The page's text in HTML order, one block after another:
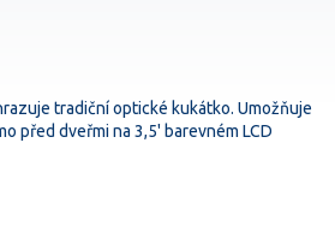
tradiční optické kukátko. Umožňuje
před dveřmi na 3,5' barevném LCD